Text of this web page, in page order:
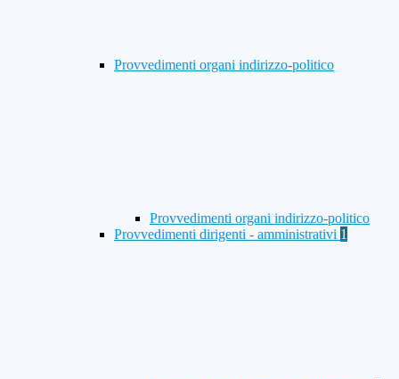
Provvedimenti organi indirizzo-politico
Provvedimenti organi indirizzo-politico
Provvedimenti dirigenti - amministrativi 1